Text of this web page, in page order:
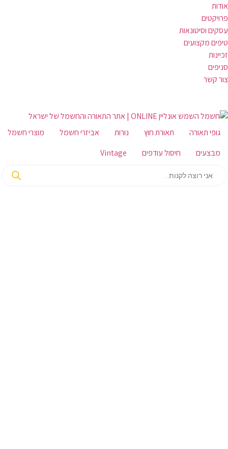
אודות
פרויקטים
עסקים וסיטונאות
טיפים מקצועים
זכיינות
סניפים
צור קשר
גופי תאורה תאורת חוץ נורות אביזרי חשמל
מוצרי חשמל
מבצעים
חיסול עודפים Vintage